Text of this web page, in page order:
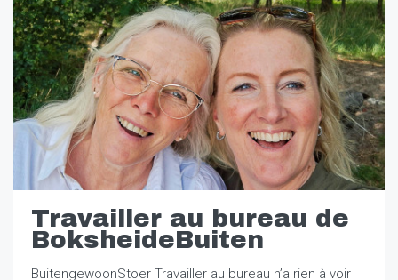
Travailler au bureau de
BoksheideBuiten
BuitengewoonStoer Travailler au bureau n’a rien à voir